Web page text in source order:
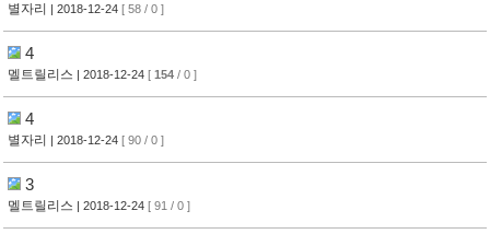
별자리 | 2018-12-24 [ 58 / 0 ]
4
멜트릴리스 | 2018-12-24 [ 154 / 0 ]
4
별자리 | 2018-12-24 [ 90 / 0 ]
3
멜트릴리스 | 2018-12-24 [ 91 / 0 ]